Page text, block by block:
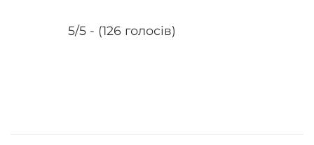
5/5 - (126 голосів)